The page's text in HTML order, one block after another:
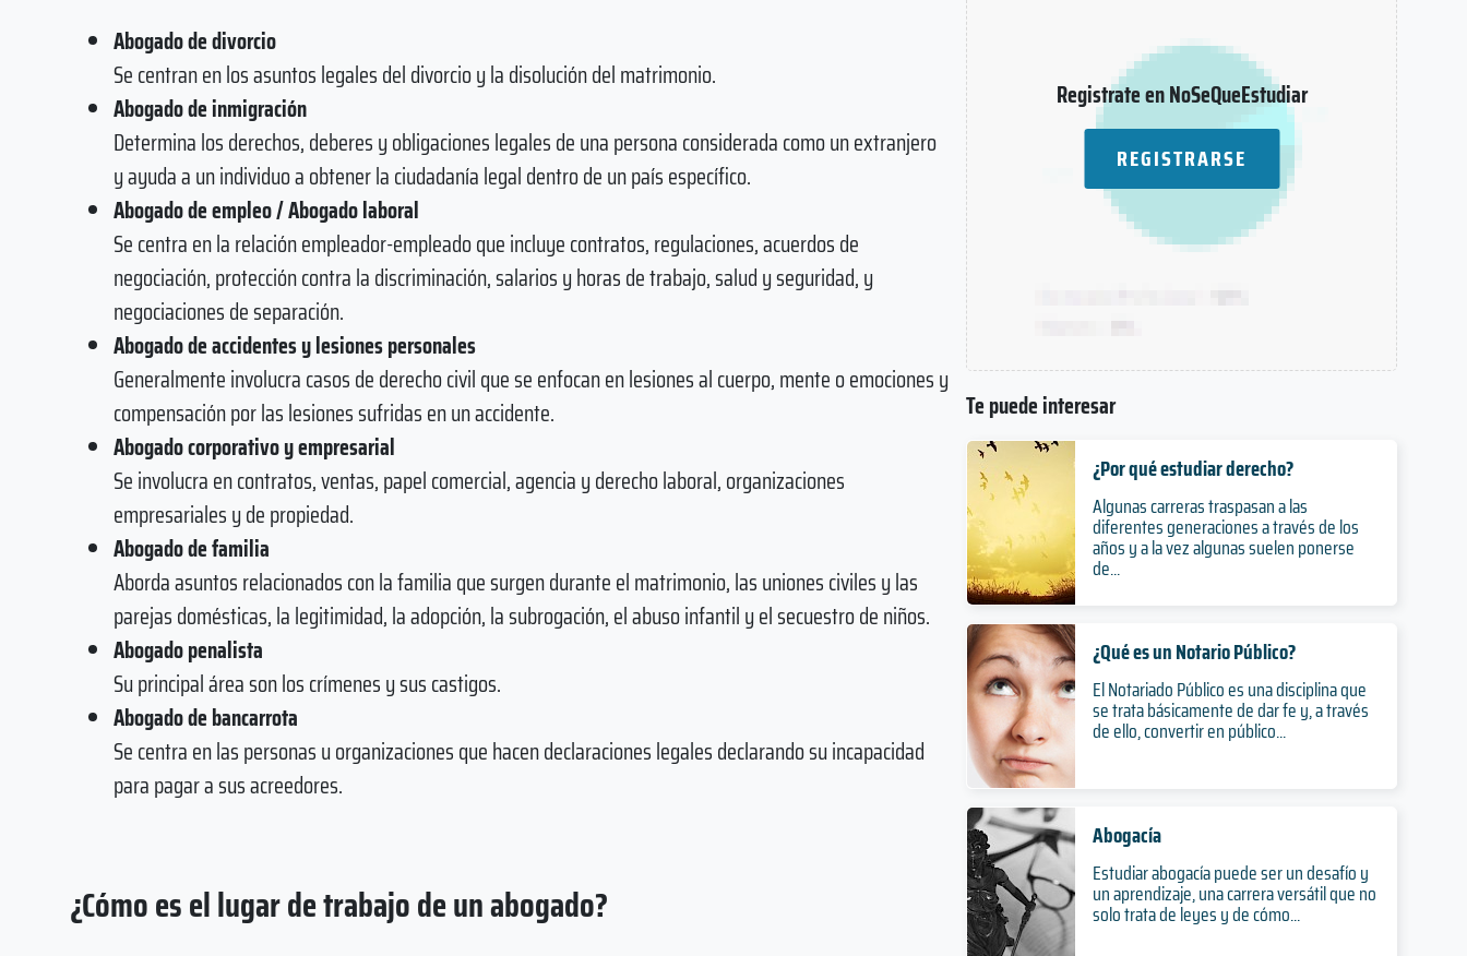
Abogado de divorcio
Se centran en los asuntos legales del divorcio y la disolución del matrimonio.
Abogado de inmigración
Determina los derechos, deberes y obligaciones legales de una persona considerada como un extranjero
y ayuda a un individuo a obtener la ciudadanía legal dentro de un país específico.
Abogado de empleo / Abogado laboral
Se centra en la relación empleador-empleado que incluye contratos, regulaciones, acuerdos de
negociación, protección contra la discriminación, salarios y horas de trabajo, salud y seguridad, y
negociaciones de separación.
Abogado de accidentes y lesiones personales
Generalmente involucra casos de derecho civil que se enfocan en lesiones al cuerpo, mente o emociones y
compensación por las lesiones sufridas en un accidente.
Abogado corporativo y empresarial
Se involucra en contratos, ventas, papel comercial, agencia y derecho laboral, organizaciones
empresariales y de propiedad.
Abogado de familia
Aborda asuntos relacionados con la familia que surgen durante el matrimonio, las uniones civiles y las
parejas domésticas, la legitimidad, la adopción, la subrogación, el abuso infantil y el secuestro de niños.
Abogado penalista
Su principal área son los crímenes y sus castigos.
Abogado de bancarrota
Se centra en las personas u organizaciones que hacen declaraciones legales declarando su incapacidad
para pagar a sus acreedores.
¿Cómo es el lugar de trabajo de un abogado?
Registrate en NoSeQueEstudiar
REGISTRARSE
Te puede interesar
¿Por qué estudiar derecho?
Algunas carreras traspasan a las
diferentes generaciones a través de los
años y a la vez algunas suelen ponerse
de...
¿Qué es un Notario Público?
El Notariado Público es una disciplina que
se trata básicamente de dar fe y, a través
de ello, convertir en público...
Abogacía
Estudiar abogacía puede ser un desafío y
un aprendizaje, una carrera versátil que no
solo trata de leyes y de cómo...